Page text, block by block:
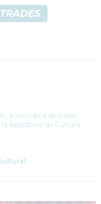
a inicitaiva de Gwen
Regidoria de Cultura,